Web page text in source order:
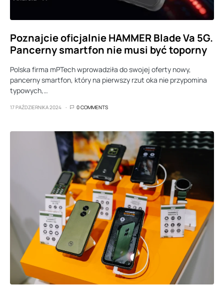
Poznajcie oficjalnie HAMMER Blade Va 5G.
Pancerny smartfon nie musi być toporny
Polska firma mPTech wprowadziła do swojej oferty nowy,
pancerny smartfon, który na pierwszy rzut oka nie przypomina
typowych,…
17 PAŹDZIERNIKA 2024 0 COMMENTS